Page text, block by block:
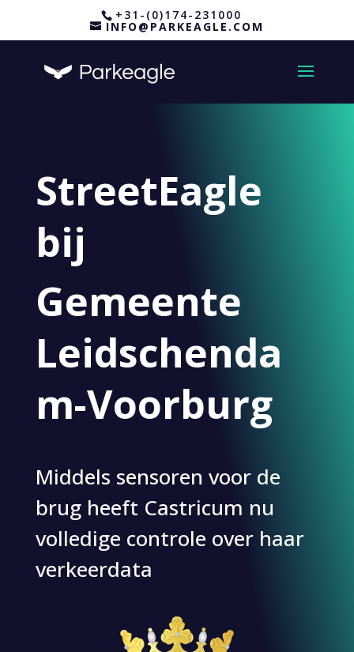
+31-(0)174-231000
INFO@PARKEAGLE.COM
StreetEagle
bij
Gemeente
Leidschenda
m-Voorburg
Middels sensoren voor de
brug heeft Castricum nu
volledige controle over haar
verkeerdata